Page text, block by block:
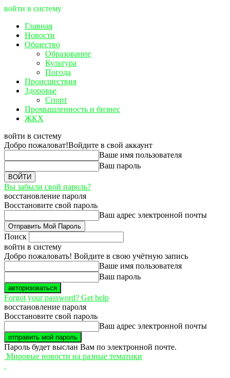
войти в систему
Главная
Новости
Общество
Образование
Культура
Погода
Происшествия
Здоровье
Спорт
Промышленность и бизнес
ЖКХ
войти в систему
Добро пожаловат!Войдите в свой аккаунт
Ваше имя пользователя
Ваш пароль
Вы забыли свой пароль?
восстановление пароля
Восстановите свой пароль
Ваш адрес электронной почты
Поиск
войти в систему
Добро пожаловать! Войдите в свою учётную запись
Ваше имя пользователя
Ваш пароль
Forgot your password? Get help
восстановление пароля
Восстановите свой пароль
Ваш адрес электронной почты
Пароль будет выслан Вам по электронной почте.
Мировые новости на разные тематики